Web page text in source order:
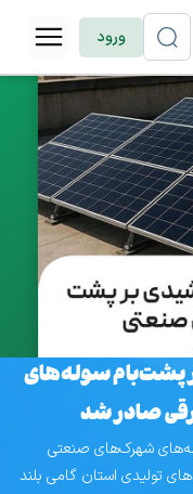
ورود
پشت‌بام سوله‌های
صادر شد
شهرک‌های صنعتی
تولیدی استان گامی بلند